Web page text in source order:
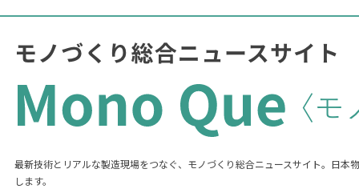
最新技術とリアルな製造現場をつなぐ、モノづくり総合ニュースサイト。日本
します。